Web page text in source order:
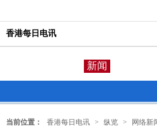
香港每日电讯
新闻
当前位置： 香港每日电讯 > 纵览 > 网络新